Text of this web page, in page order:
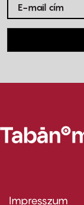
Impresszum